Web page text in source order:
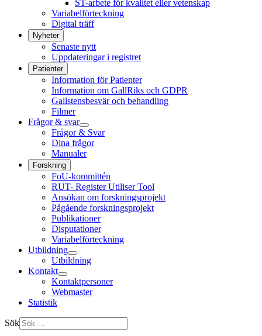
ST-arbete för kvalitet eller vetenskap
Variabelförteckning
Digital träff
Nyheter
Senaste nytt
Uppdateringar i registret
Patienter
Information för Patienter
Information om GallRiks och GDPR
Gallstensbesvär och behandling
Filmer
Frågor & svar
Frågor & Svar
Dina frågor
Manualer
Forskning
FoU-kommittén
RUT- Register Utiliser Tool
Ansökan om forskningsprojekt
Pågående forskningsprojekt
Publikationer
Disputationer
Variabelförteckning
Utbildning
Utbildning
Kontakt
Kontaktpersoner
Webmaster
Statistik
Sök